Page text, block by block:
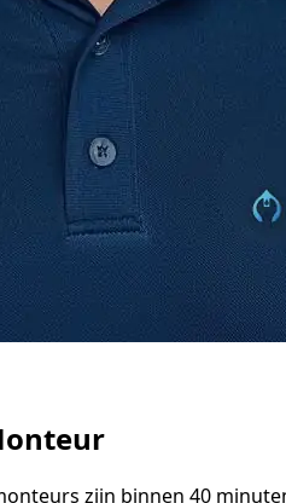
zijn binnen 40